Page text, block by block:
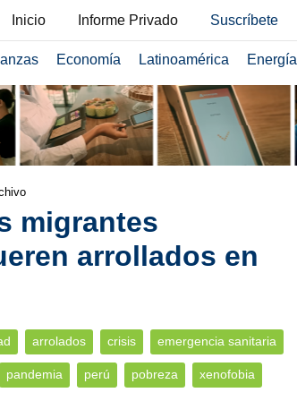
Inicio Informe Privado Suscríbete
Economía Latinoamérica Energía
migrantes
arrollados en
arrolados crisis emergencia sanitaria
pandemia perú pobreza xenofobia